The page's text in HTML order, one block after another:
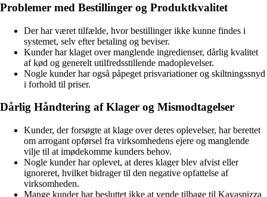
Problemer med Bestillinger og Produktkvalitet
Der har været tilfælde, hvor bestillinger ikke kunne findes i
systemet, selv efter betaling og beviser.
Kunder har klaget over manglende ingredienser, dårlig kvalitet
af kød og generelt utilfredsstillende madoplevelser.
Nogle kunder har også påpeget prisvariationer og skiltningssnyd
i forhold til priser.
Dårlig Håndtering af Klager og Mismodtagelser
Kunder, der forsøgte at klage over deres oplevelser, har berettet
om arrogant opførsel fra virksomhedens ejere og manglende
vilje til at imødekomme kunders behov.
Nogle kunder har oplevet, at deres klager blev afvist eller
ignoreret, hvilket bidrager til den negative opfattelse af
virksomheden.
Mange kunder har besluttet ikke at vende tilbage til Kayaspizza